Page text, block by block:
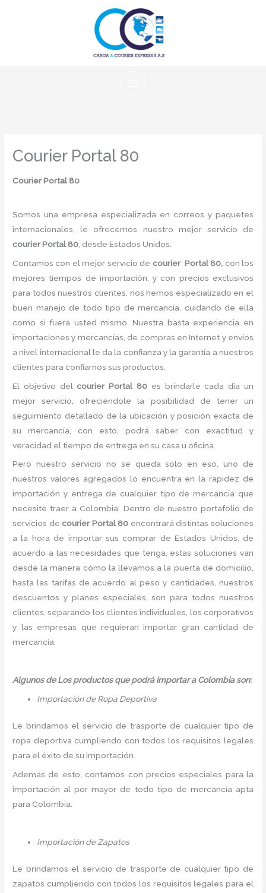
Courier Portal 80
Courier Portal 80
Somos una empresa especializada en correos y paquetes
internacionales, le ofrecemos nuestro mejor servicio de
courier Portal 80 , desde Estados Unidos.
Contamos con el mejor servicio de courier Portal 80, con los
mejores tiempos de importación, y con precios exclusivos
para todos nuestros clientes, nos hemos especializado en el
buen manejo de todo tipo de mercancía, cuidando de ella
como si fuera usted mismo. Nuestra basta experiencia en
importaciones y mercancías, de compras en Internet y envíos
a nivel internacional le da la confianza y la garantía a nuestros
clientes para confiarnos sus productos.
El objetivo del courier Portal 80 es brindarle cada día un
mejor servicio, ofreciéndole la posibilidad de tener un
seguimiento detallado de la ubicación y posición exacta de
su mercancía, con esto, podrá saber con exactitud y
veracidad el tiempo de entrega en su casa u oficina.
Pero nuestro servicio no se queda solo en eso, uno de
nuestros valores agregados lo encuentra en la rapidez de
importación y entrega de cualquier tipo de mercancía que
necesite traer a Colombia. Dentro de nuestro portafolio de
servicios de courier Portal 80 encontrará distintas soluciones
a la hora de importar sus comprar de Estados Unidos, de
acuerdo a las necesidades que tenga, estas soluciones van
desde la manera cómo la llevamos a la puerta de domicilio,
hasta las tarifas de acuerdo al peso y cantidades, nuestros
descuentos y planes especiales, son para todos nuestros
clientes, separando los clientes individuales, los corporativos
y las empresas que requieran importar gran cantidad de
mercancía.
Algunos de Los productos que podrá importar a Colombia son:
Importación de Ropa Deportiva
Le brindamos el servicio de trasporte de cualquier tipo de
ropa deportiva cumpliendo con todos los requisitos legales
para el éxito de su importación.
Además de esto, contamos con precios especiales para la
importación al por mayor de todo tipo de mercancía apta
para Colombia.
Importación de Zapatos
Le brindamos el servicio de trasporte de cualquier tipo de
zapatos cumpliendo con todos los requisitos legales para el